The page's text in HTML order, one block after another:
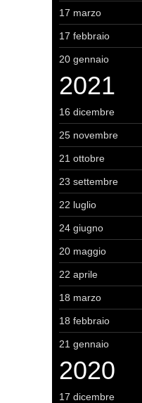
17 marzo
17 febbraio
20 gennaio
2021
16 dicembre
25 novembre
21 ottobre
23 settembre
22 luglio
24 giugno
20 maggio
22 aprile
18 marzo
18 febbraio
21 gennaio
2020
17 dicembre